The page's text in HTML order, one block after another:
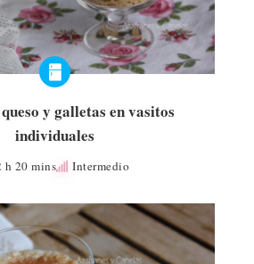
y galletas en vasitos
individuales
h 20 mins Intermedio